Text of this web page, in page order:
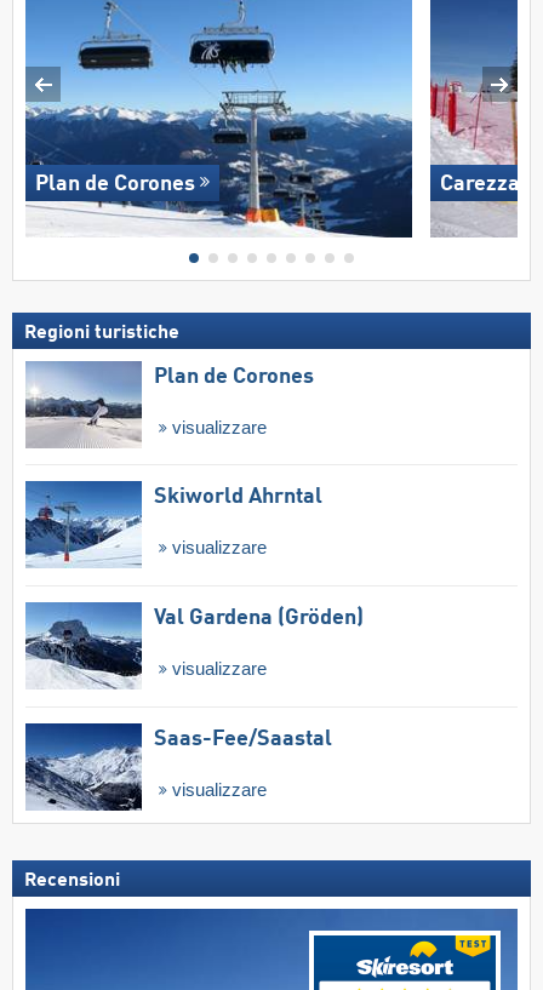
Plan de Corones Carezza
Regioni turistiche
Plan de Corones
visualizzare
Skiworld Ahrntal
visualizzare
Val Gardena (Gröden)
visualizzare
Saas-Fee/​Saastal
visualizzare
Recensioni